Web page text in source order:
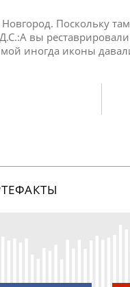
Поскольку
вы
иногда иконы